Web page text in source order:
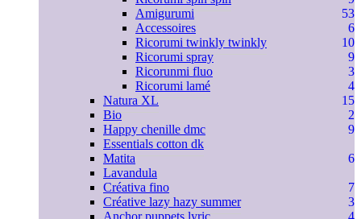
Amigurumi
53
Accessoires
6
Ricorumi twinkly twinkly
10
Ricorumi spray
9
Ricorunmi fluo
3
Ricorumi lamé
4
Natura XL
15
Bio
2
Happy chenille dmc
9
Essentials cotton dk
Matita
6
Lavandula
Créativa fino
7
Créative lazy hazy summer
3
Anchor puppets lyric
4